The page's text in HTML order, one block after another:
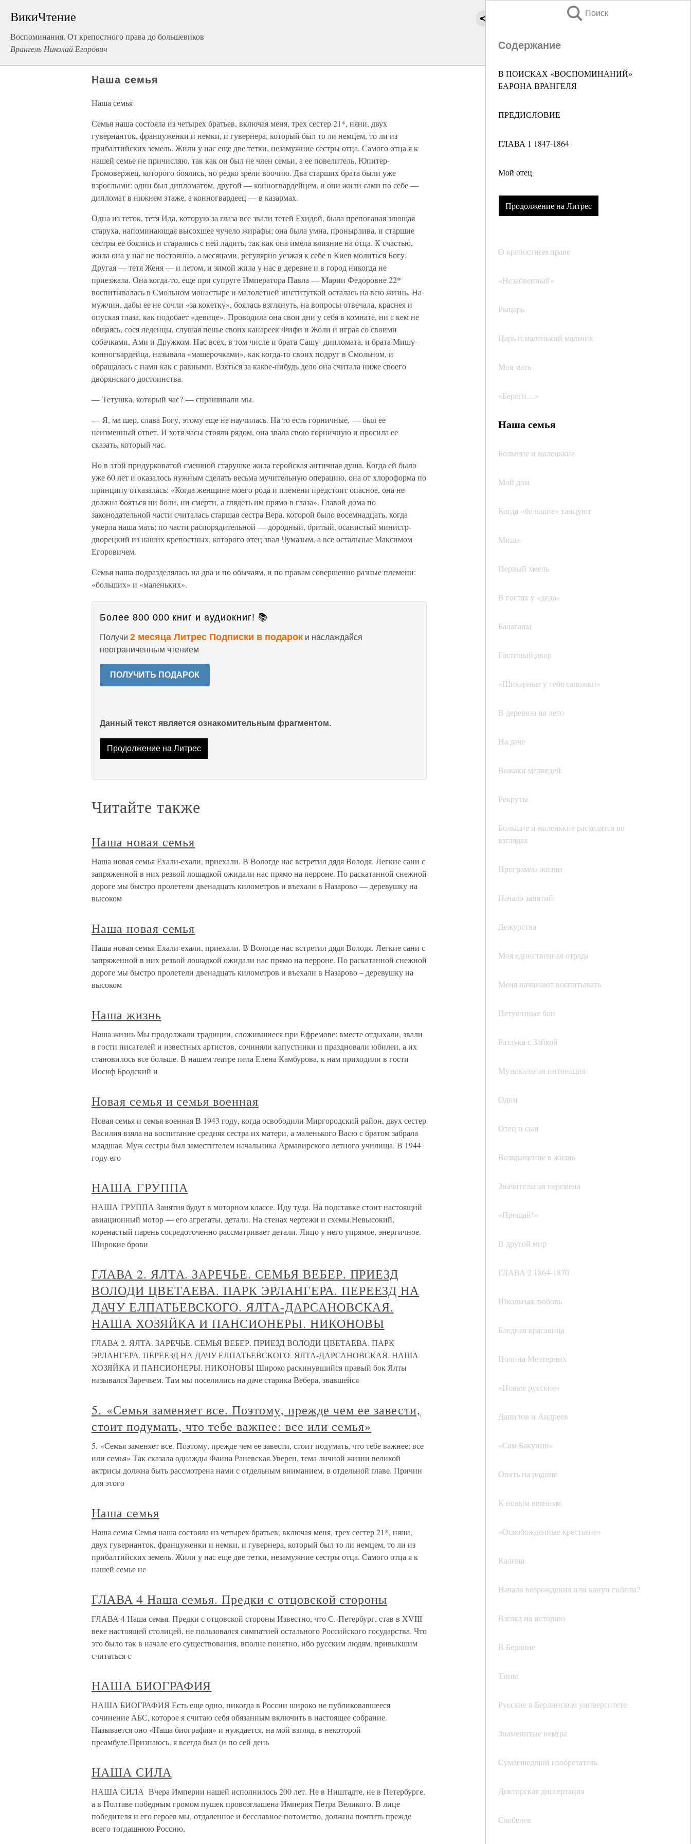
ВикиЧтение
Воспоминания. От крепостного права до большевиков
Врангель Николай Егорович
Поиск
Содержание
В ПОИСКАХ «ВОСПОМИНАНИЙ»
БАРОНА ВРАНГЕЛЯ
ПРЕДИСЛОВИЕ
ГЛАВА 1 1847-1864
Мой отец
Продолжение на Литрес
О крепостном праве
«Незабвенный»
Рыцарь
Царь и маленький мальчик
Моя мать
«Береги…»
Наша семья
Большие и маленькие
Мой дом
Когда «большие» танцуют
Миша
Первый хмель
В гостях у «деда»
Балаганы
Гостиный двор
«Шикарные у тебя сапожки»
В деревню на лето
На даче
Вожаки медведей
Рекруты
Большие и маленькие расходятся во
взглядах
Программа жизни
Начало занятий
Дежурства
Моя единственная отрада
Меня начинают воспитывать
Петушиные бои
Разлука с Зайкой
Музыкальная интонация
Один
Отец и сын
Возвращение в жизнь
Значительная перемена
«Прощай!»
В другой мир
ГЛАВА 2 1864-1870
Школьная любовь
Бледная красавица
Полина Меттерних
«Новые русские»
Данилов и Андреев
«Сам Бакунин»
Опять на родине
К новым веяниям
«Освобожденные крестьяне»
Калина
Начало возрождения или канун гибели?
Взгляд на историю
В Берлине
Типы
Русские в Берлинском университете
Знаменитые немцы
Сумасшедший изобретатель
Докторская диссертация
Скобелев
Наша семья
Наша семья
Семья наша состояла из четырех братьев, включая меня, трех сестер 21*, няни, двух
гувернанток, француженки и немки, и гувернера, который был то ли немцем, то ли из
прибалтийских земель. Жили у нас еще две тетки, незамужние сестры отца. Самого отца я к
нашей семье не причисляю, так как он был не член семьи, а ее повелитель, Юпитер-
Громовержец, которого боялись, но редко зрели воочию. Два старших брата были уже
взрослыми: один был дипломатом, другой — конногвардейцем, и они жили сами по себе —
дипломат в нижнем этаже, а конногвардеец — в казармах.
Одна из теток, тетя Ида, которую за глаза все звали тетей Ехидой, была препоганая злющая
старуха, напоминающая высохшее чучело жирафы; она была умна, пронырлива, и старшие
сестры ее боялись и старались с ней ладить, так как она имела влияние на отца. К счастью,
жила она у нас не постоянно, а месяцами, регулярно уезжая к себе в Киев молиться Богу.
Другая — тетя Женя — и летом, и зимой жила у нас в деревне и в город никогда не
приезжала. Она когда-то, еще при супруге Императора Павла — Марии Федоровне 22*
воспитывалась в Смольном монастыре и малолетней институткой осталась на всю жизнь. На
мужчин, дабы ее не сочли «за кокетку», боялась взглянуть, на вопросы отвечала, краснея и
опуская глаза, как подобает «девице». Проводила она свои дни у себя в комнате, ни с кем не
общаясь, сося леденцы, слушая пенье своих канареек Фифи и Жоли и играя со своими
собачками, Ами и Дружком. Нас всех, в том числе и брата Сашу- дипломата, и брата Мишу-
конногвардейца, называла «машерочками», как когда-то своих подруг в Смольном, и
обращалась с нами как с равными. Взяться за какое-нибудь дело она считала ниже своего
дворянского достоинства.
— Тетушка, который час? — спрашивали мы.
— Я, ма шер, слава Богу, этому еще не научилась. На то есть горничные, — был ее
неизменный ответ. И хотя часы стояли рядом, она звала свою горничную и просила ее
сказать, который час.
Но в этой придурковатой смешной старушке жила геройская античная душа. Когда ей было
уже 60 лет и оказалось нужным сделать весьма мучительную операцию, она от хлороформа по
принципу отказалась: «Когда женщине моего рода и племени предстоит опасное, она не
должна бояться ни боли, ни смерти, а глядеть им прямо в глаза». Главой дома по
законодательной части считалась старшая сестра Вера, которой было восемнадцать, когда
умерла наша мать; по части распорядительной — дородный, бритый, осанистый министр-
дворецкий из наших крепостных, которого отец звал Чумазым, а все остальные Максимом
Егоровичем.
Семья наша подразделялась на два и по обычаям, и по правам совершенно разные племени:
«больших» и «маленьких».
Более 800 000 книг и аудиокниг! 📚
Получи 2 месяца Литрес Подписки в подарок и наслаждайся
неограниченным чтением
ПОЛУЧИТЬ ПОДАРОК
Данный текст является ознакомительным фрагментом.
Продолжение на Литрес
Читайте также
Наша новая семья
Наша новая семья Ехали-ехали, приехали. В Вологде нас встретил дядя Володя. Легкие сани с
запряженной в них резвой лошадкой ожидали нас прямо на перроне. По раскатанной снежной
дороге мы быстро пролетели двенадцать километров и въехали в Назарово — деревушку на
высоком
Наша новая семья
Наша новая семья Ехали-ехали, приехали. В Вологде нас встретил дядя Володя. Легкие сани с
запряженной в них резвой лошадкой ожидали нас прямо на перроне. По раскатанной снежной
дороге мы быстро пролетели двенадцать километров и въехали в Назарово – деревушку на
высоком
Наша жизнь
Наша жизнь Мы продолжали традиции, сложившиеся при Ефремове: вместе отдыхали, звали
в гости писателей и известных артистов, сочиняли капустники и праздновали юбилеи, а их
становилось все больше. В нашем театре пела Елена Камбурова, к нам приходили в гости
Иосиф Бродский и
Новая семья и семья военная
Новая семья и семья военная В 1943 году, когда освободили Миргородский район, двух сестер
Василия взяла на воспитание средняя сестра их матери, а маленького Васю с братом забрала
младшая. Муж сестры был заместителем начальника Армавирского летного училища. В 1944
году его
НАША ГРУППА
НАША ГРУППА Занятия будут в моторном классе. Иду туда. На подставке стоит настоящий
авиационный мотор — его агрегаты, детали. На стенах чертежи и схемы.Невысокий,
коренастый парень сосредоточенно рассматривает детали. Лицо у него упрямое, энергичное.
Широкие брови
ГЛАВА 2. ЯЛТА. ЗАРЕЧЬЕ. СЕМЬЯ ВЕБЕР. ПРИЕЗД
ВОЛОДИ ЦВЕТАЕВА. ПАРК ЭРЛАНГЕРА. ПЕРЕЕЗД НА
ДАЧУ ЕЛПАТЬЕВСКОГО. ЯЛТА-ДАРСАНОВСКАЯ.
НАША ХОЗЯЙКА И ПАНСИОНЕРЫ. НИКОНОВЫ
ГЛАВА 2. ЯЛТА. ЗАРЕЧЬЕ. СЕМЬЯ ВЕБЕР. ПРИЕЗД ВОЛОДИ ЦВЕТАЕВА. ПАРК
ЭРЛАНГЕРА. ПЕРЕЕЗД НА ДАЧУ ЕЛПАТЬЕВСКОГО. ЯЛТА-ДАРСАНОВСКАЯ. НАША
ХОЗЯЙКА И ПАНСИОНЕРЫ. НИКОНОВЫ Широко раскинувшийся правый бок Ялты
назывался Заречьем. Там мы поселились на даче старика Вебера, звавшейся
5. «Семья заменяет все. Поэтому, прежде чем ее завести,
стоит подумать, что тебе важнее: все или семья»
5. «Семья заменяет все. Поэтому, прежде чем ее завести, стоит подумать, что тебе важнее: все
или семья» Так сказала однажды Фаина Раневская.Уверен, тема личной жизни великой
актрисы должна быть рассмотрена нами с отдельным вниманием, в отдельной главе. Причин
для этого
Наша семья
Наша семья Семья наша состояла из четырех братьев, включая меня, трех сестер 21*, няни,
двух гувернанток, француженки и немки, и гувернера, который был то ли немцем, то ли из
прибалтийских земель. Жили у нас еще две тетки, незамужние сестры отца. Самого отца я к
нашей семье не
ГЛАВА 4 Наша семья. Предки с отцовской стороны
ГЛАВА 4 Наша семья. Предки с отцовской стороны Известно, что С.-Петербург, став в XVIII
веке настоящей столицей, не пользовался симпатией остального Российского государства. Что
это было так в начале его существования, вполне понятно, ибо русским людям, привыкшим
считаться с
НАША БИОГРАФИЯ
НАША БИОГРАФИЯ Есть еще одно, никогда в России широко не публиковавшееся
сочинение АБС, которое я считаю себя обязанным включить в настоящее собрание.
Называется оно «Наша биография» и нуждается, на мой взгляд, в некоторой
преамбуле.Признаюсь, я всегда был (и по сей день
НАША СИЛА
НАША СИЛА Вчера Империи нашей исполнилось 200 лет. Не в Ништадте, не в Петербурге,
а в Полтаве победным громом пушек провозглашена Империя Петра Великого. В лице
победителя и его героев мы, отдаленное и бесславное потомство, должны почтить прежде
всего тогдашнюю Россию,